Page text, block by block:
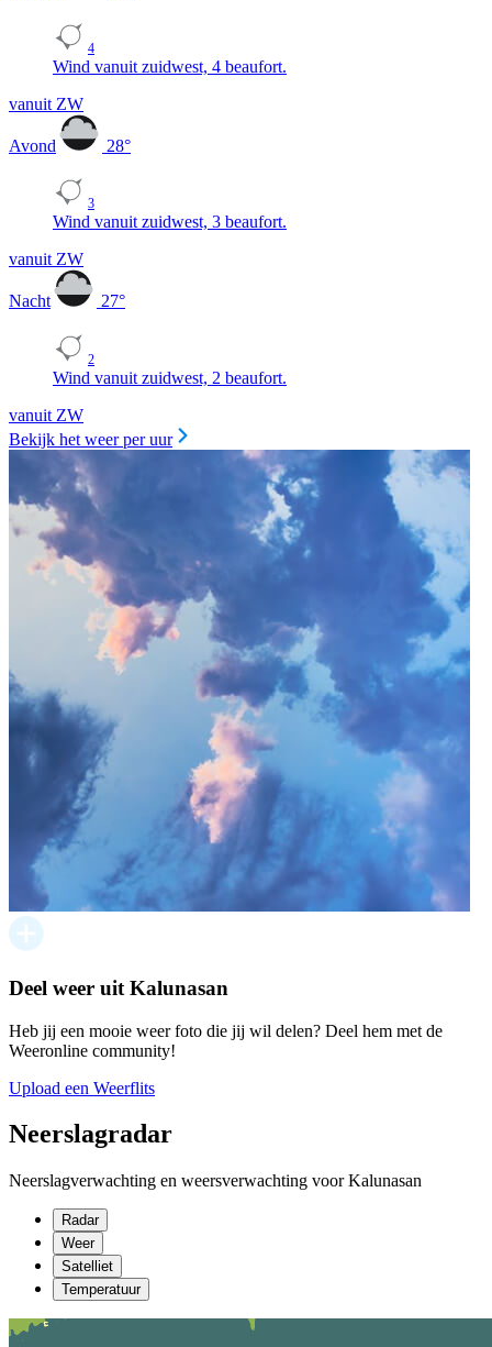
4
Wind vanuit zuidwest, 4 beaufort.
vanuit ZW
Avond 28°
3
Wind vanuit zuidwest, 3 beaufort.
vanuit ZW
Nacht 27°
2
Wind vanuit zuidwest, 2 beaufort.
vanuit ZW
Bekijk het weer per uur
Deel weer uit Kalunasan
Heb jij een mooie weer foto die jij wil delen? Deel hem met de
Weeronline community!
Upload een Weerflits
Neerslagradar
Neerslagverwachting en weersverwachting voor Kalunasan
Radar
Weer
Satelliet
Temperatuur